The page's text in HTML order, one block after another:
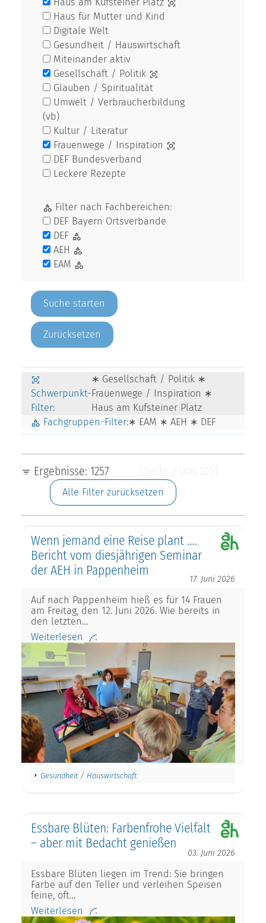
Haus am Kufsteiner Platz
Haus für Mutter und Kind
Digitale Welt
Gesundheit / Hauswirtschaft
Miteinander aktiv
Gesellschaft / Politik
Glauben / Spiritualität
Umwelt / Verbraucherbildung
(vb)
Kultur / Literatur
Frauenwege / Inspiration
DEF Bundesverband
Leckere Rezepte
Filter nach Fachbereichen:
DEF Bayern Ortsverbände
DEF
AEH
EAM
Zurücksetzen
Schwerpunkt-
Filter:
∗ Gesellschaft / Politik ∗
Frauenwege / Inspiration ∗
Haus am Kufsteiner Platz
Fachgruppen-Filter:∗ EAM ∗ AEH ∗ DEF
Ergebnisse: 1257
Alle Filter zurücksetzen
Wenn jemand eine Reise plant ….
Bericht vom diesjährigen Seminar
der AEH in Pappenheim
17. Juni 2026
Auf nach Pappenheim hieß es für 14 Frauen
am Freitag, den 12. Juni 2026. Wie bereits in
den letzten…
Weiterlesen
Gesundheit / Hauswirtschaft
Essbare Blüten: Farbenfrohe Vielfalt
– aber mit Bedacht genießen
03. Juni 2026
Essbare Blüten liegen im Trend: Sie bringen
Farbe auf den Teller und verleihen Speisen
feine, oft…
Weiterlesen